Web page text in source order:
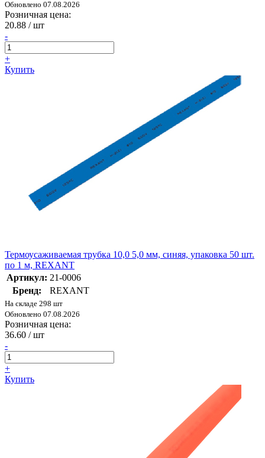
Обновлено 07.08.2026
Розничная цена:
20.88 / шт
-
+
Купить
Термоусаживаемая трубка 10,0 5,0 мм, синяя, упаковка 50 шт.
по 1 м, REXANT
Артикул: 21-0006
Бренд:
REXANT
На складе 298 шт
Обновлено 07.08.2026
Розничная цена:
36.60 / шт
-
+
Купить